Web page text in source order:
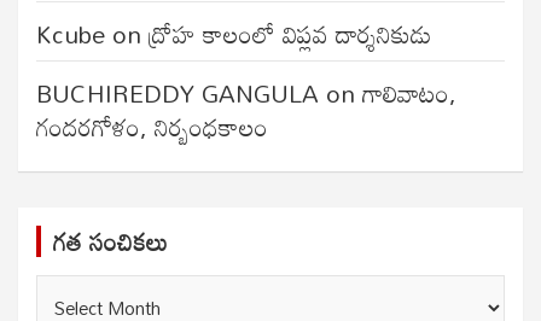
Kcubeonద్రోహ కాలంలో విప్లవ దార్శనికుడు
BUCHIREDDY GANGULA onగాలివాటం,
గందరగోళం, నిర్బంధకాలం
గత సంచికలు
గత